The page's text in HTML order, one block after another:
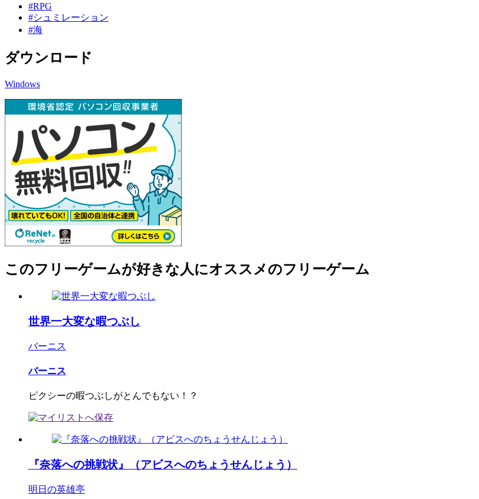
#RPG
#シュミレーション
#海
ダウンロード
Windows
このフリーゲームが好きな人にオススメのフリーゲーム
世界一大変な暇つぶし
バーニス
バーニス
ピクシーの暇つぶしがとんでもない！？
『奈落への挑戦状』（アビスへのちょうせんじょう）
明日の英雄亭